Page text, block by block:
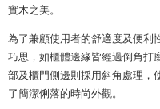
實木之美。
為了兼顧使用者的舒適度及便利
巧思，如櫃體邊緣皆經過倒角打
部及櫃門側邊則採用斜角處理，
了簡潔俐落的時尚外觀。